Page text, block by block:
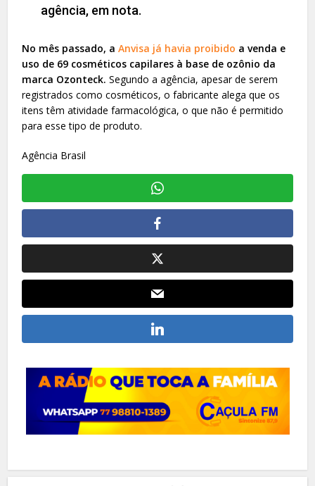
agência, em nota.
No mês passado, aAnvisa já havia proibido a venda e
uso de 69 cosméticos capilares à base de ozônio da
marca Ozonteck. Segundo a agência, apesar de serem
registrados como cosméticos, o fabricante alega que os
itens têm atividade farmacológica, o que não é permitido
para esse tipo de produto.
Agência Brasil